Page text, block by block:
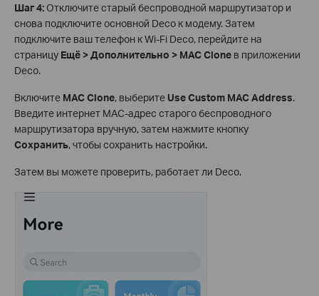
Шаг 4:Отключите старый беспроводной маршрутизатор и
снова подключите основной Deco к модему. Затем
подключите ваш телефон к Wi-Fi Deco, перейдите на
страницу Ещё > Дополнительно > MAC Clone в приложении
Deco.
Включите MAC Clone, выберите Use Custom MAC Address.
Введите интернет MAC-адрес старого беспроводного
маршрутизатора вручную, затем нажмите кнопку
Сохранить, чтобы сохранить настройки.
Затем вы можете проверить, работает ли Deco.